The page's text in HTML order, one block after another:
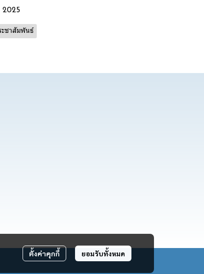
2025
ะชาสัมพันธ์
ตั้งค่าคุกกี้ ยอมรับทั้งหมด